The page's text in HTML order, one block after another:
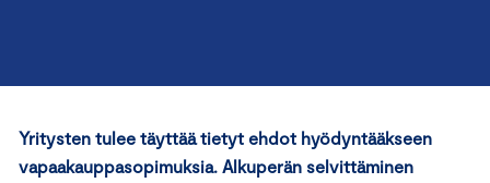
Yritysten tulee täyttää tietyt ehdot hyödyntääkseen
vapaakauppasopimuksia. Alkuperän selvittäminen